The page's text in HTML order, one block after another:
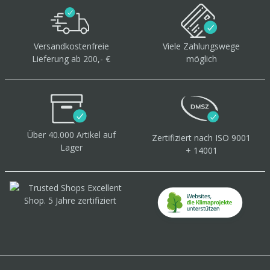
Versandkostenfreie
Lieferung ab 200,- €
Viele Zahlungswege
möglich
Über 40.000 Artikel auf
Lager
Zertifiziert nach ISO 9001
+ 14001